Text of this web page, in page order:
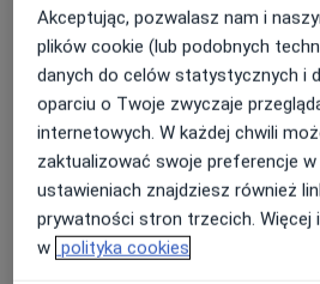
mgr Michał Lesiak
Psycholog, Psychotraumatolog,
1120 opinii
Adres Online
Piotrkowska 148/150, Łódź •
Klinika Psychologiczna Empatia
Badanie kwestionariuszem
Akceptując, pozwalasz nam i
plików cookie (lub podobnych
danych do celów statystycznych i
oparciu o Twoje zwyczaje
internetowych. W każdej chwili
zaktualizować swoje preferencje
ustawieniach znajdziesz również
prywatności stron trzecich. Więcej
w polityka cookies